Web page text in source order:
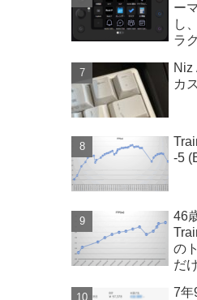
ー
し
ラ
Niz
カ
-5
46
の
だ
7年